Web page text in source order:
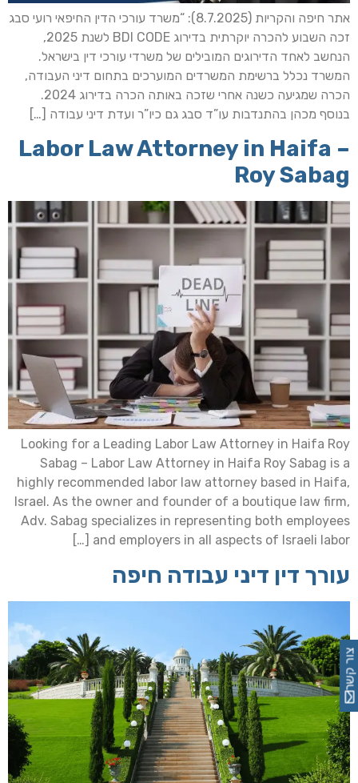
אתר חיפה והקריות (8.7.2025): “משרד עורכי הדין החיפאי רועי סבג
זכה השבוע להכרה יוקרתית בדירוג BDI CODE לשנת 2025,
הנחשב לאחד הדירוגים המובילים של משרדי עורכי דין בישראל.
המשרד נכלל ברשימת המשרדים המוערכים בתחום דיני העבודה,
הכרה שמגיעה כשנה אחרי שזכה באותה הכרה בדירוג 2024.
בנוסף מכהן בהתנדבות עו”ד סבג גם כיו”ר ועדת דיני עבודה […]
Labor Law Attorney in Haifa –
Roy Sabag
Looking for a Leading Labor Law Attorney in Haifa Roy
Sabag – Labor Law Attorney in Haifa Roy Sabag is a
highly recommended labor law attorney based in Haifa,
Israel. As the owner and founder of a boutique law firm,
Adv. Sabag specializes in representing both employees
and employers in all aspects of Israeli labor […]
עורך דין דיני עבודה חיפה
צור קשר